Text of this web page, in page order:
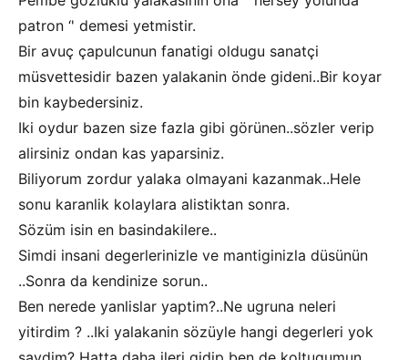
patron ‘' demesi yetmistir.
Bir avuç çapulcunun fanatigi oldugu sanatçi
müsvettesidir bazen yalakanin önde gideni..Bir koyar
bin kaybedersiniz.
Iki oydur bazen size fazla gibi görünen..sözler verip
alirsiniz ondan kas yaparsiniz.
Biliyorum zordur yalaka olmayani kazanmak..Hele
sonu karanlik kolaylara alistiktan sonra.
Sözüm isin en basindakilere..
Simdi insani degerlerinizle ve mantiginizla düsünün
..Sonra da kendinize sorun..
Ben nerede yanlislar yaptim?..Ne ugruna neleri
yitirdim ? ..Iki yalakanin sözüyle hangi degerleri yok